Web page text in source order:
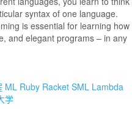
syntax of one language.
is essential for learning how
and elegant programs – in any
ML Ruby Racket SML Lambda
学